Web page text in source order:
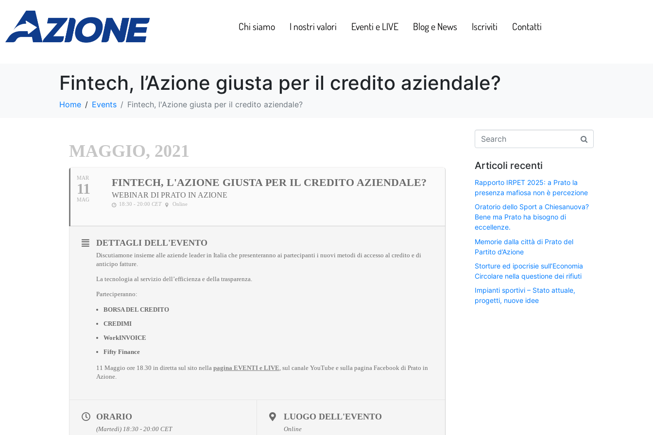
Chi siamo I nostri valori Eventi e LIVE Blog e News Iscriviti Contatti
Fintech, l’Azione giusta per il credito aziendale?
Home Events Fintech, l'Azione giusta per il credito aziendale?
MAGGIO, 2021
MAR
11
MAG
FINTECH, L'AZIONE GIUSTA PER IL CREDITO AZIENDALE?
WEBINAR DI PRATO IN AZIONE
18:30 - 20:00 CET Online
DETTAGLI DELL'EVENTO
Discutiamone insieme alle aziende leader in Italia che presenteranno ai partecipanti i nuovi metodi di accesso al credito e di
anticipo fatture.
La tecnologia al servizio dell’efficienza e della trasparenza.
Parteciperanno:
BORSA DEL CREDITO
CREDIMI
WorkINVOICE
Fifty Finance
11 Maggio ore 18.30 in diretta sul sito nella pagina EVENTI e LIVE , sul canale YouTube e sulla pagina Facebook di Prato in
Azione.
ORARIO
(Martedì) 18:30 - 20:00 CET
LUOGO DELL'EVENTO
Online
Articoli recenti
Rapporto IRPET 2025: a Prato la
presenza mafiosa non è percezione
Oratorio dello Sport a Chiesanuova?
Bene ma Prato ha bisogno di
eccellenze.
Memorie dalla città di Prato del
Partito d’Azione
Storture ed ipocrisie sull’Economia
Circolare nella questione dei rifiuti
Impianti sportivi – Stato attuale,
progetti, nuove idee